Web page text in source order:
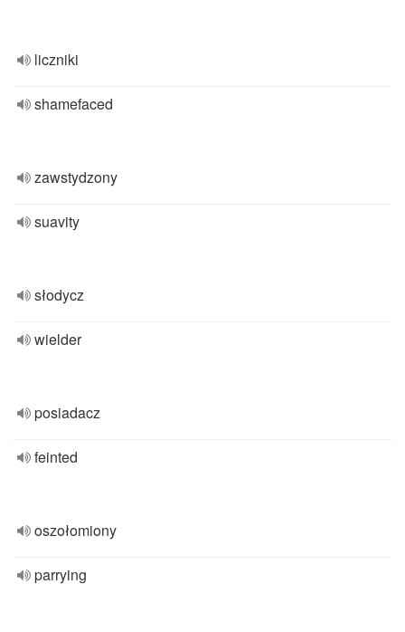
liczniki
shamefaced
zawstydzony
suavity
słodycz
wielder
posiadacz
feinted
oszołomiony
parrying